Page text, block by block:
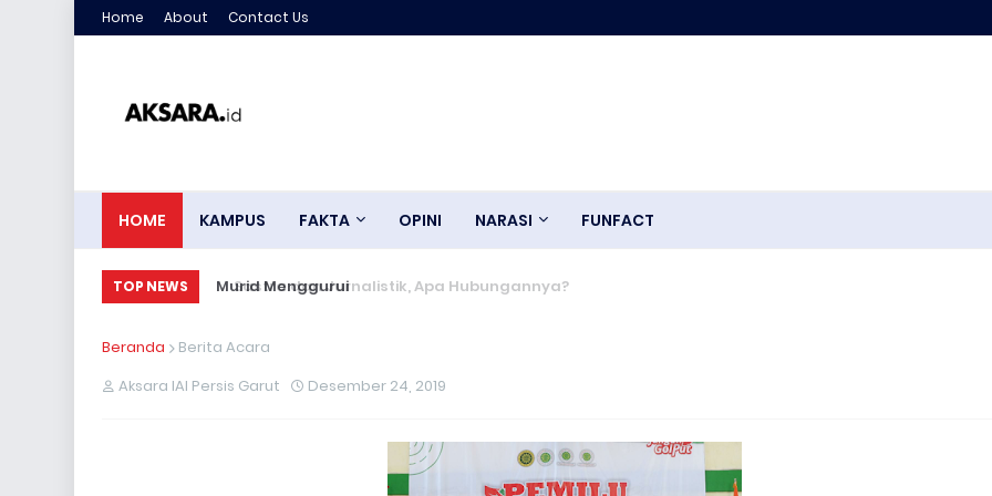
Home About Contact Us
HOME KAMPUS FAKTA OPINI NARASI FUNFACT
TOP NEWS Murid Menggurui
Beranda
Berita Acara
Aksara IAI Persis Garut
Desember 24, 2019